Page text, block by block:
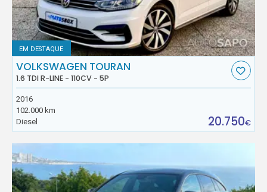
EM DESTAQUE
VOLKSWAGEN TOURAN
1.6 TDI R-LINE - 110CV - 5P
2016
102.000 km
Diesel
20.750€